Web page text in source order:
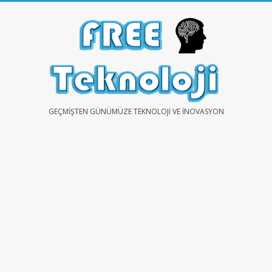
FREEGEÇMIŞTEN GÜNÜMÜZE TEKNOLOJI VE İNOVASYON